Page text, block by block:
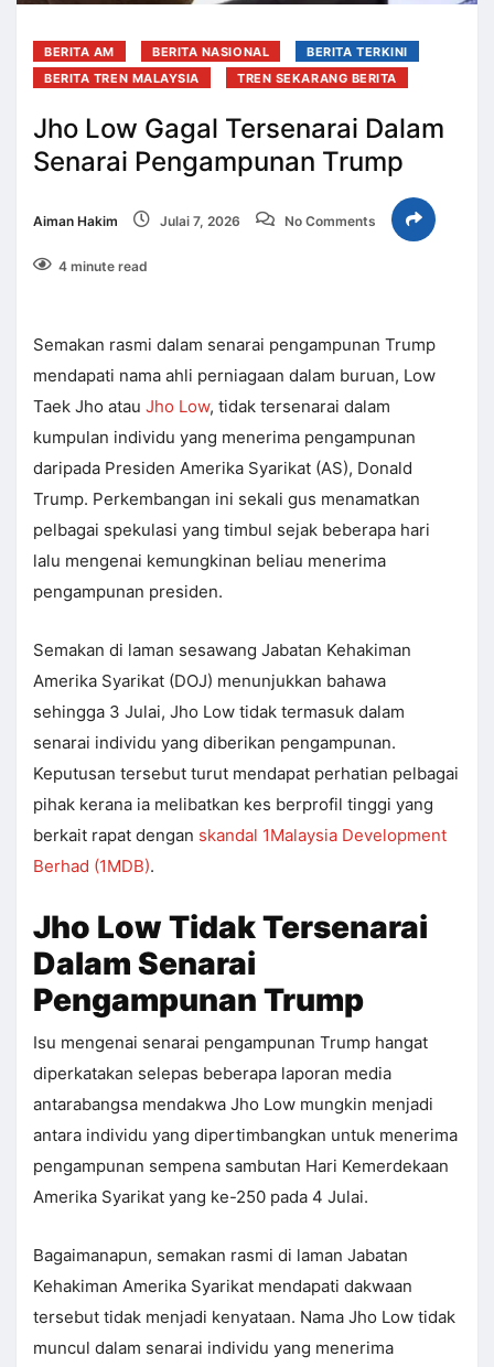
BERITA AM BERITA NASIONAL
BERITA TERKINI
BERITA TREN MALAYSIA
TREN SEKARANG BERITA
Jho Low Gagal Tersenarai Dalam
Senarai Pengampunan Trump
Aiman Hakim Julai 7, 2026 No Comments
4 minute read
Semakan rasmi dalam senarai pengampunan Trump
mendapati nama ahli perniagaan dalam buruan, Low
Taek Jho atau Jho Low, tidak tersenarai dalam
kumpulan individu yang menerima pengampunan
daripada Presiden Amerika Syarikat (AS), Donald
Trump. Perkembangan ini sekali gus menamatkan
pelbagai spekulasi yang timbul sejak beberapa hari
lalu mengenai kemungkinan beliau menerima
pengampunan presiden.
Semakan di laman sesawang Jabatan Kehakiman
Amerika Syarikat (DOJ) menunjukkan bahawa
sehingga 3 Julai, Jho Low tidak termasuk dalam
senarai individu yang diberikan pengampunan.
Keputusan tersebut turut mendapat perhatian pelbagai
pihak kerana ia melibatkan kes berprofil tinggi yang
berkait rapat dengan skandal 1Malaysia Development
Berhad (1MDB).
Jho Low Tidak Tersenarai
Dalam Senarai
Pengampunan Trump
Isu mengenai senarai pengampunan Trump hangat
diperkatakan selepas beberapa laporan media
antarabangsa mendakwa Jho Low mungkin menjadi
antara individu yang dipertimbangkan untuk menerima
pengampunan sempena sambutan Hari Kemerdekaan
Amerika Syarikat yang ke-250 pada 4 Julai.
Bagaimanapun, semakan rasmi di laman Jabatan
Kehakiman Amerika Syarikat mendapati dakwaan
tersebut tidak menjadi kenyataan. Nama Jho Low tidak
muncul dalam senarai individu yang menerima